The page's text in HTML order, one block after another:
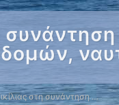
στη συνάντηση …